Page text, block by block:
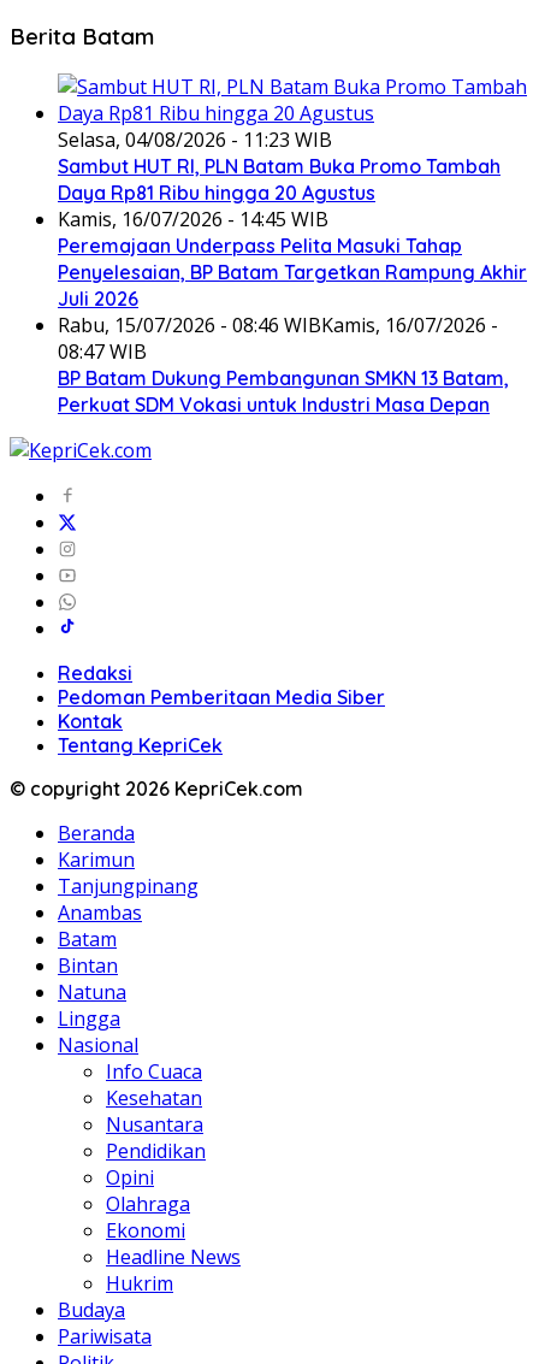
Berita Batam
Selasa, 04/08/2026 - 11:23 WIB
Sambut HUT RI, PLN Batam Buka Promo Tambah
Daya Rp81 Ribu hingga 20 Agustus
Kamis, 16/07/2026 - 14:45 WIB
Peremajaan Underpass Pelita Masuki Tahap
Penyelesaian, BP Batam Targetkan Rampung Akhir
Juli 2026
Rabu, 15/07/2026 - 08:46 WIBKamis, 16/07/2026 -
08:47 WIB
BP Batam Dukung Pembangunan SMKN 13 Batam,
Perkuat SDM Vokasi untuk Industri Masa Depan
Redaksi
Pedoman Pemberitaan Media Siber
Kontak
Tentang KepriCek
© copyright 2026 KepriCek.com
Beranda
Karimun
Tanjungpinang
Anambas
Batam
Bintan
Natuna
Lingga
Nasional
Info Cuaca
Kesehatan
Nusantara
Pendidikan
Opini
Olahraga
Ekonomi
Headline News
Hukrim
Budaya
Pariwisata